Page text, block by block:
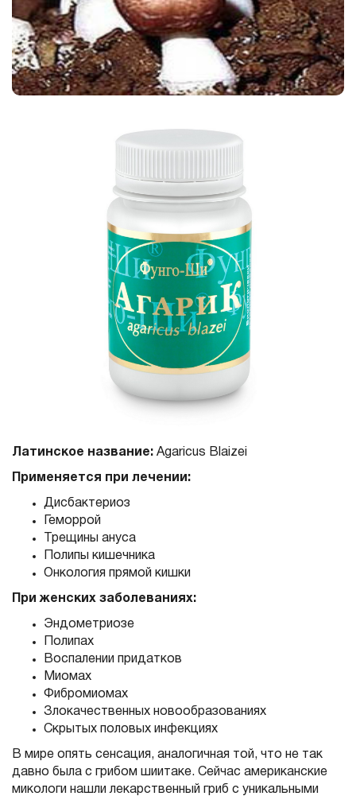
Латинское название: Аgaricus Blaizei
Применяется при лечении:
Дисбактериоз
Геморрой
Трещины ануса
Полипы кишечника
Онкология прямой кишки
При женских заболеваниях:
Эндометриозе
Полипах
Воспалении придатков
Миомах
Фибромиомах
Злокачественных новообразованиях
Скрытых половых инфекциях
В мире опять сенсация, аналогичная той, что не так
давно была с грибом шиитаке. Сейчас американские
микологи нашли лекарственный гриб с уникальными